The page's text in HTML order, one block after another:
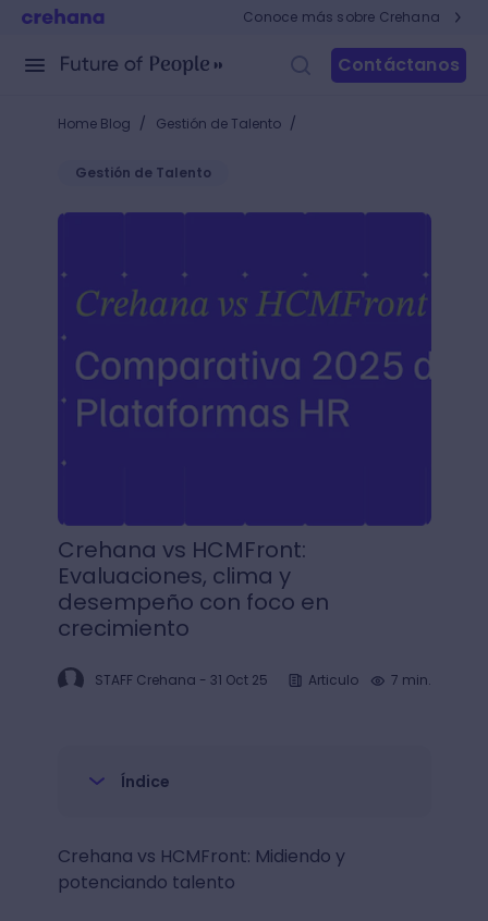
Conoce más sobre Crehana
Contáctanos
Home Blog / Gestión de Talento /
Gestión de Talento
Crehana vs HCMFront: Evaluaciones, clima y
Crehana vs HCMFront:
Evaluaciones, clima y
desempeño con foco en
crecimiento
STAFF Crehana - 31 Oct 25 Articulo 7 min.
Índice
Crehana vs HCMFront: Midiendo y
potenciando talento